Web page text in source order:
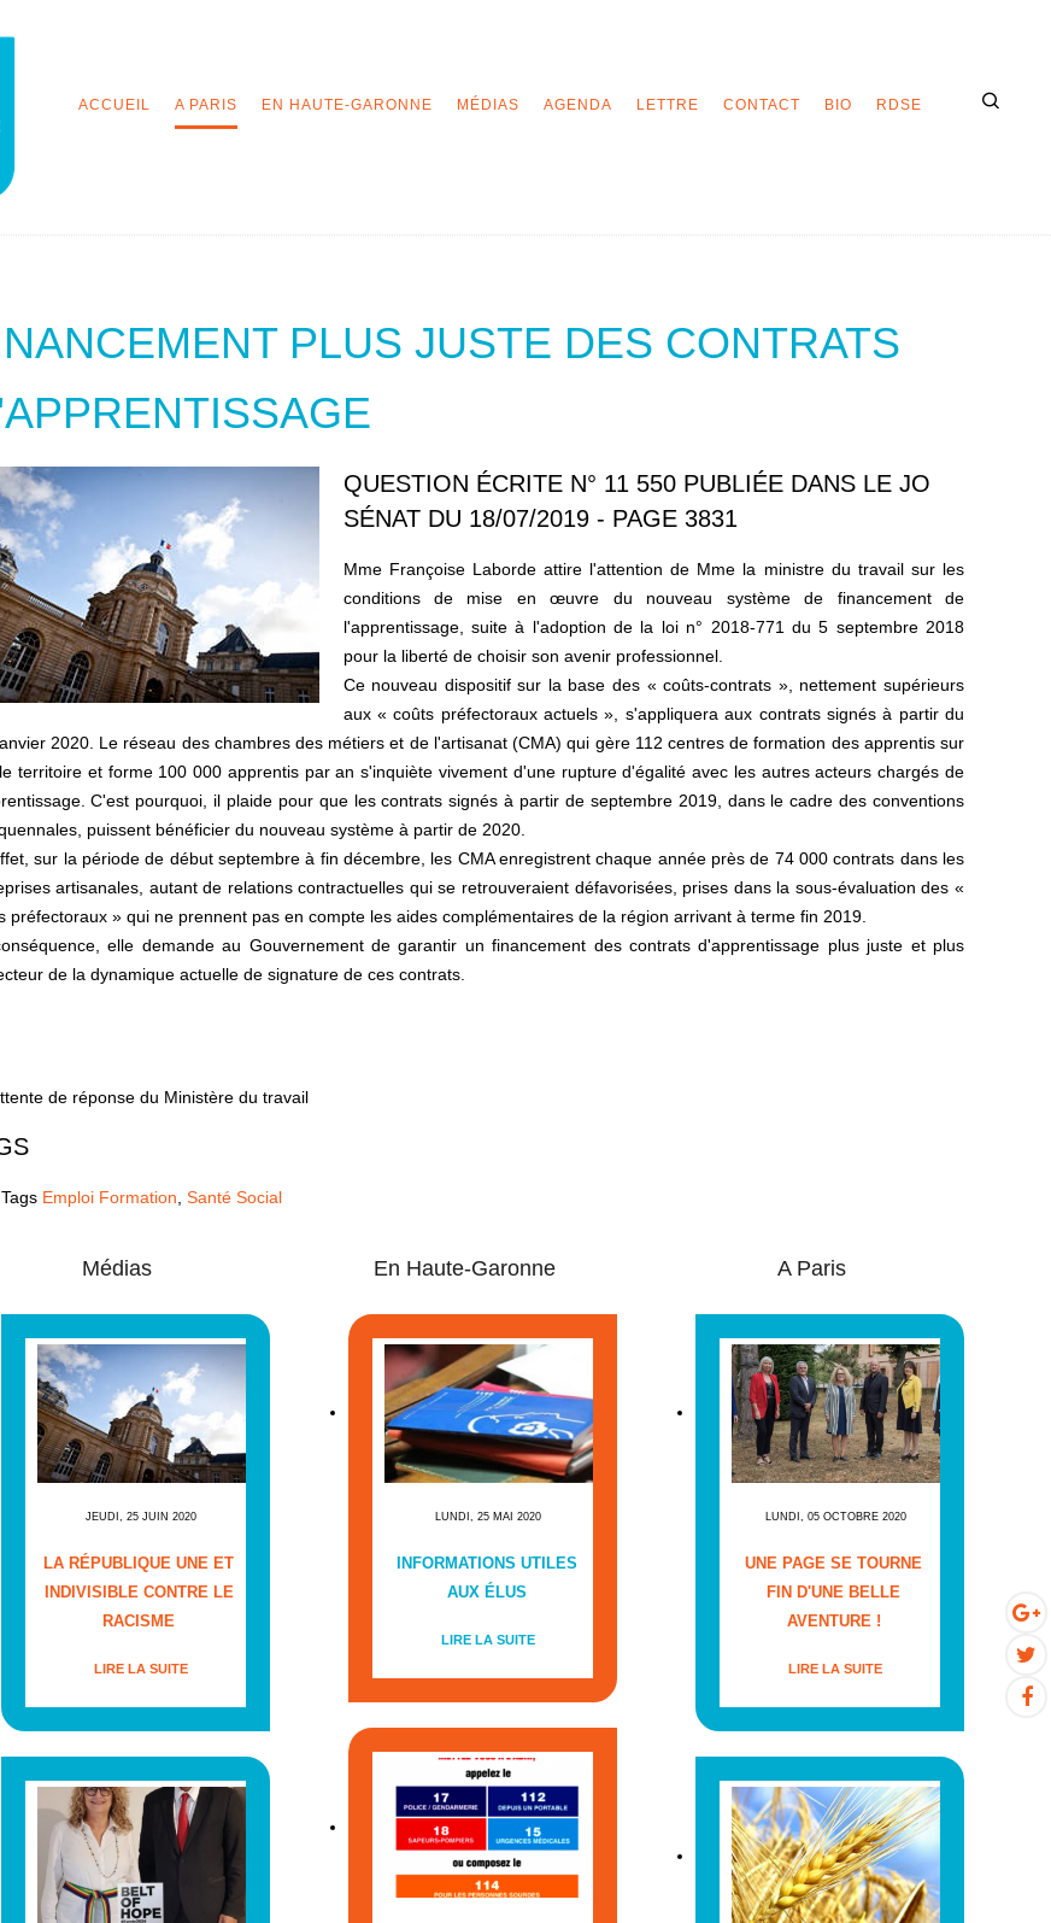
ACCUEIL A PARIS EN HAUTE-GARONNE MÉDIAS AGENDA LETTRE CONTACT BIO RDSE
PLUS JUSTE DES CONTRATS
QUESTION ÉCRITE N° 11 550 PUBLIÉE DANS LE JO
SÉNAT DU 18/07/2019 - PAGE 3831
Mme Françoise Laborde attire l'attention de Mme la ministre du travail sur les
conditions de mise en œuvre du nouveau système de financement de
l'apprentissage, suite à l'adoption de la loi n° 2018-771 du 5 septembre 2018
pour la liberté de choisir son avenir professionnel.
Ce nouveau dispositif sur la base des « coûts-contrats », nettement supérieurs
aux « coûts préfectoraux actuels », s'appliquera aux contrats signés à partir du
2020. Le réseau des chambres des métiers et de l'artisanat (CMA) qui gère 112 centres de formation des apprentis sur
territoire et forme 100 000 apprentis par an s'inquiète vivement d'une rupture d'égalité avec les autres acteurs chargés de
C'est pourquoi, il plaide pour que les contrats signés à partir de septembre 2019, dans le cadre des conventions
puissent bénéficier du nouveau système à partir de 2020.
sur la période de début septembre à fin décembre, les CMA enregistrent chaque année près de 74 000 contrats dans les
artisanales, autant de relations contractuelles qui se retrouveraient défavorisées, prises dans la sous-évaluation des «
préfectoraux » qui ne prennent pas en compte les aides complémentaires de la région arrivant à terme fin 2019.
elle demande au Gouvernement de garantir un financement des contrats d'apprentissage plus juste et plus
de la dynamique actuelle de signature de ces contrats.
de réponse du Ministère du travail
Tags Emploi Formation Santé Social
Médias
JEUDI, 25 JUIN 2020
LA RÉPUBLIQUE UNE ET
INDIVISIBLE CONTRE LE
RACISME
LIRE LA SUITE
En Haute-Garonne
LUNDI, 25 MAI 2020
INFORMATIONS UTILES
AUX ÉLUS
LIRE LA SUITE
A Paris
LUNDI, 05 OCTOBRE 2020
UNE PAGE SE TOURNE
FIN D'UNE BELLE
AVENTURE !
LIRE LA SUITE